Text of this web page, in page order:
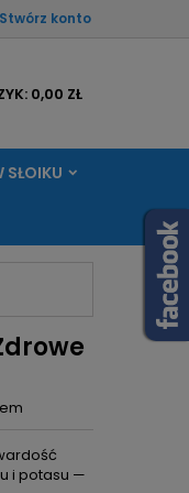
Stwórz konto
0,00 ZŁ
SŁOIKU
i potasu —